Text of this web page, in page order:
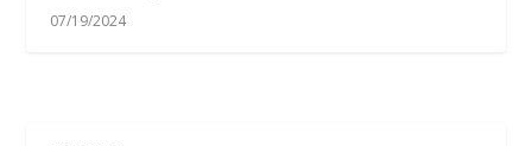
07/19/2024